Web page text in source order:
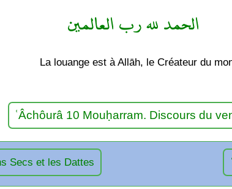
الحمد لله رب العالمين
La louange est à Allāh, le Créateur du
ʿÂchôurâ 10 Mouḥarram. Discours du
Secs et les Dattes